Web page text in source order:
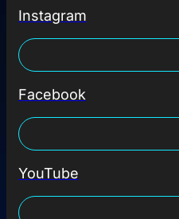
Instagram
Facebook
YouTube